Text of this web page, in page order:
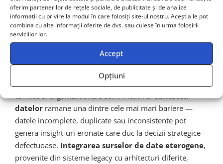
oferim partenerilor de rețele sociale, de publicitate și de analize
informații cu privire la modul în care folosiți site-ul nostru. Aceștia le pot
combina cu alte informații oferite de dvs. sau culese în urma folosirii
serviciilor lor.
Accept
Opțiuni
implementarea Business
Intelligence la scara globala
In ciuda beneficiilor evidente, implementarea unui
sistem BI la nivel enterprise global vine cu provocari
datelor ramane una dintre cele mai mari bariere —
datele incomplete, duplicate sau inconsistente pot
genera insight-uri eronate care duc la decizii strategice
defectuoase. Integrarea surselor de date eterogene,
provenite din sisteme legacy cu arhitecturi diferite,